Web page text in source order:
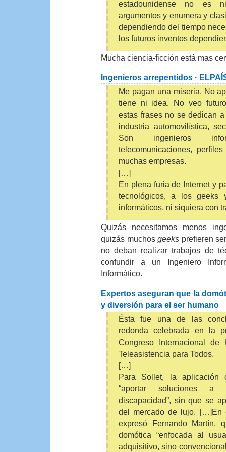
estadounidense no es
argumentos y enumera y
dependiendo del tiempo
los futuros inventos
Mucha ciencia-ficción está mas
Ingenieros arrepentidos ·
Me pagan una miseria. No
tiene ni idea. No veo
estas frases no se dedican
industria automovilística,
Son ingenieros
telecomunicaciones,
muchas empresas.
[…]
En plena furia de Internet y
tecnológicos, a los geeks
informáticos, ni siquiera con
Quizás necesitamos menos
quizás muchos geeks prefieren
no deban realizar trabajos de
confundir a un Ingeniero
Informático.
Expertos aseguran que la
y diversión para el ser humano
Ésta fue una de las
redonda celebrada en la
Congreso Internacional de
Teleasistencia para Todos.
[…]
Para Sollet, la aplicación
“aportar soluciones a
discapacidad”, sin que se
del mercado de lujo. […]En
expresó Fernando Martín,
domótica “enfocada al
adquisitivo, sino